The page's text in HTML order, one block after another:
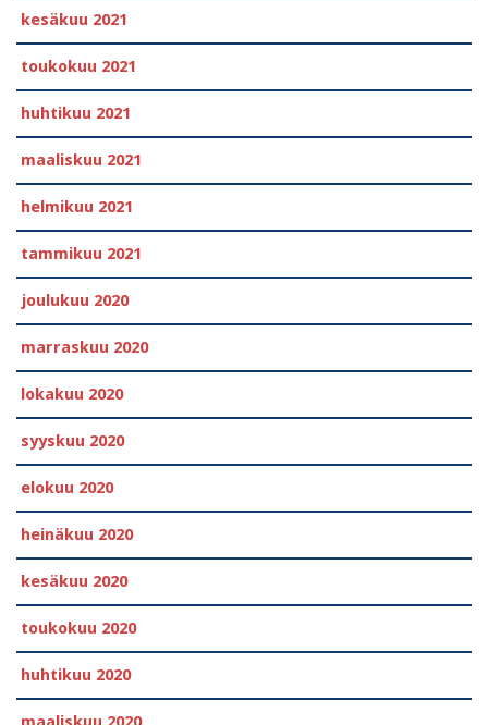
kesäkuu 2021
toukokuu 2021
huhtikuu 2021
maaliskuu 2021
helmikuu 2021
tammikuu 2021
joulukuu 2020
marraskuu 2020
lokakuu 2020
syyskuu 2020
elokuu 2020
heinäkuu 2020
kesäkuu 2020
toukokuu 2020
huhtikuu 2020